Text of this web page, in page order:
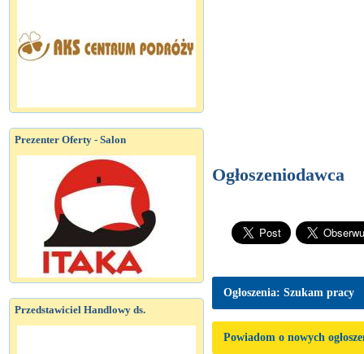
Prezenter Oferty - Salon
Przedstawiciel Handlowy ds.
Ogłoszeniodawca
Ogłoszenia: Szukam pracy
Powiadom o nowych